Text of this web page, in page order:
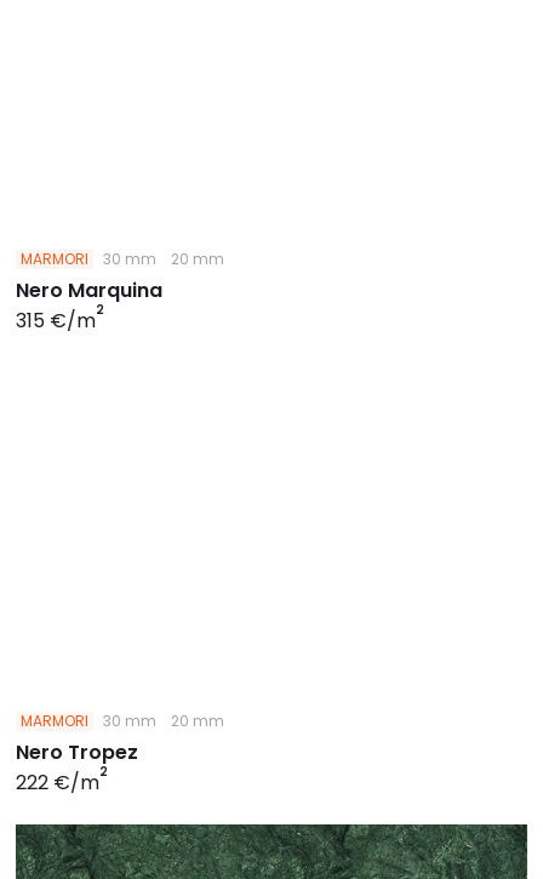
MARMORI 30 mm 20 mm
Nero Marquina
315 €/m2
MARMORI 30 mm 20 mm
Nero Tropez
222 €/m2